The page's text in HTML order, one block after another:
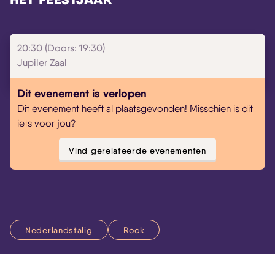
20:30 (Doors: 19:30)
Jupiler Zaal
Dit evenement is verlopen
Dit evenement heeft al plaatsgevonden! Misschien is dit
iets voor jou?
Vind gerelateerde evenementen
Nederlandstalig Rock